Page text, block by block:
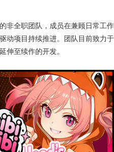
非全职团队，成员在兼顾日常工作
动项目持续推进。团队目前致力于
伸至续作的开发。